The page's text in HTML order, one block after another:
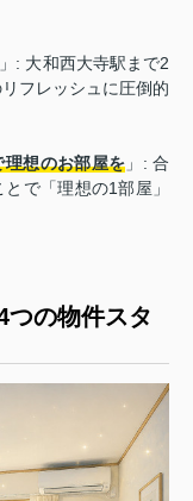
」: 大和西大寺駅まで2
フレッシュに圧倒的
想のお部屋を 」: 合
で「理想の1部屋」
つの物件スタ